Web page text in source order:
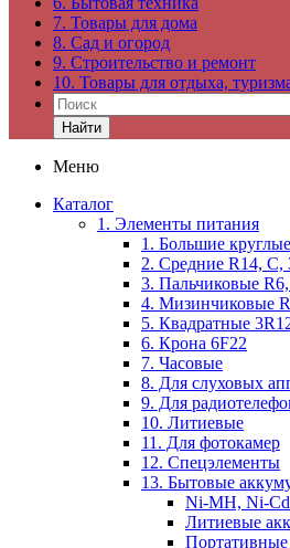
7. Товары для дома
8. Сад и огород
9. Строительство и ремонт
10. Товары для отдыха,
Найти
Меню
Каталог
1. Элементы питания
1. Большие
2. Средние R14, C,
3. Пальчиковые
4. Мизинчиковые
5. Квадратные
6. Крона 6F22
7. Часовые
8. Для слуховых
9. Для
10. Литиевые
11. Для фотокамер
12. Спецэлементы
13. Бытовые
Ni-MH, Ni-
Литиевые